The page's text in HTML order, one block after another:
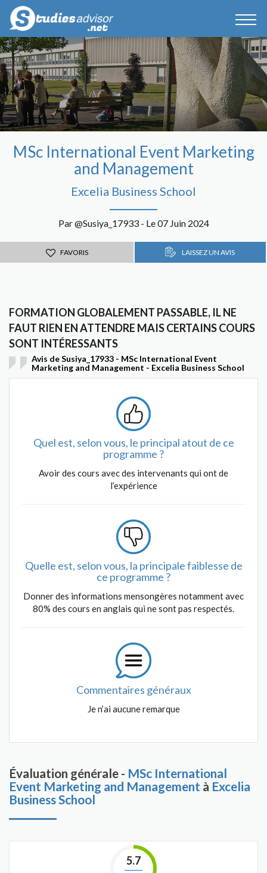
MSc International Event Marketing
and Management
Excelia Business School
Par @Susiya_17933 - Le 07 Juin 2024
FAVORIS LAISSEZ UN AVIS
FORMATION GLOBALEMENT PASSABLE, IL NE
FAUT RIEN EN ATTENDRE MAIS CERTAINS COURS
SONT INTÉRESSANTS
Avis de Susiya_17933 - MSc International Event
Marketing and Management - Excelia Business School
Quel est, selon vous, le principal atout de ce
programme ?
Avoir des cours avec des intervenants qui ont de
l’expérience
Quelle est, selon vous, la principale faiblesse de
ce programme ?
Donner des informations mensongères notamment avec
80% des cours en anglais qui ne sont pas respectés.
Commentaires généraux
Je n’ai aucune remarque
Évaluation générale - MSc International
Event Marketing and Management à Excelia
Business School
5.7